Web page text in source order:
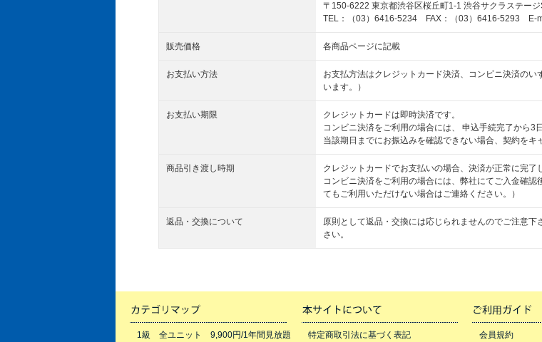
〒150-6222 東京都渋谷区桜丘町1-1 渋谷サクラステー
TEL：（03）6416-5234 FAX：（03）6416-5293 E-
販売価格 各商品ページに記載
お支払い方法
お支払方法はクレジットカード決済、コンビニ決済の
います。）
お支払い期限
クレジットカードは即時決済です。
コンビニ決済をご利用の場合には、 申込手続完了から3
当該期日までにお振込みを確認できない場合、契約をキ
商品引き渡し時期
クレジットカードでお支払いの場合、決済が正常に完了
コンビニ決済をご利用の場合には、弊社にてご入金確
てもご利用いただけない場合はご連絡ください。）
返品・交換について
原則として返品・交換には応じられませんのでご注意
さい。
1級 全ユニット 9,900円/1年間見放題 特定商取引法に基づく表記 会員規約